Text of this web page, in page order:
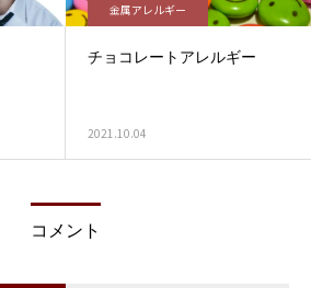
金属アレルギー
チョコレートアレルギー
2021.10.04
コメント